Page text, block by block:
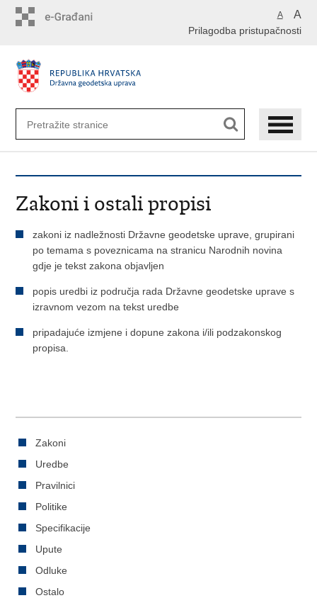
A A
Prilagodba pristupačnosti
Zakoni i ostali propisi
zakoni iz nadležnosti Državne geodetske uprave, grupirani
po temama s poveznicama na stranicu Narodnih novina
gdje je tekst zakona objavljen
popis uredbi iz područja rada Državne geodetske uprave s
izravnom vezom na tekst uredbe
pripadajuće izmjene i dopune zakona i/ili podzakonskog
propisa.
Zakoni
Uredbe
Pravilnici
Politike
Specifikacije
Upute
Odluke
Ostalo